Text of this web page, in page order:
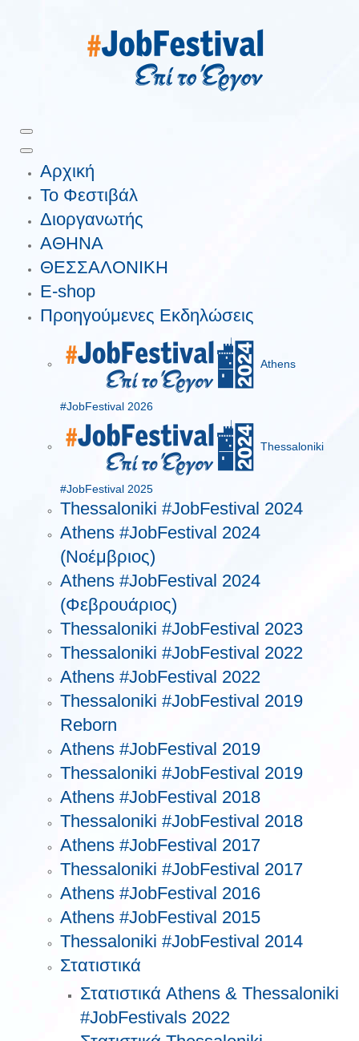
Αρχική
Το Φεστιβάλ
Διοργανωτής
ΑΘΗΝΑ
ΘΕΣΣΑΛΟΝΙΚΗ
E-shop
Προηγούμενες Εκδηλώσεις
Athens
#JobFestival 2026
Thessaloniki
#JobFestival 2025
Thessaloniki #JobFestival 2024
Athens #JobFestival 2024
(Νοέμβριος)
Athens #JobFestival 2024
(Φεβρουάριος)
Thessaloniki #JobFestival 2023
Thessaloniki #JobFestival 2022
Athens #JobFestival 2022
Thessaloniki #JobFestival 2019
Reborn
Athens #JobFestival 2019
Thessaloniki #JobFestival 2019
Athens #JobFestival 2018
Thessaloniki #JobFestival 2018
Athens #JobFestival 2017
Τhessaloniki #JobFestival 2017
Athens #JobFestival 2016
Athens #JobFestival 2015
Thessaloniki #JobFestival 2014
Στατιστικά
Στατιστικά Athens & Thessaloniki
#JobFestivals 2022